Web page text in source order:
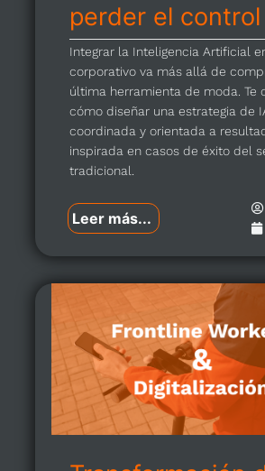
perder el control
Integrar la Inteligencia Artificial
corporativo va más allá de
última herramienta de moda. Te
cómo diseñar una estrategia de
coordinada y orientada a
inspirada en casos de éxito del
tradicional.
Leer más...